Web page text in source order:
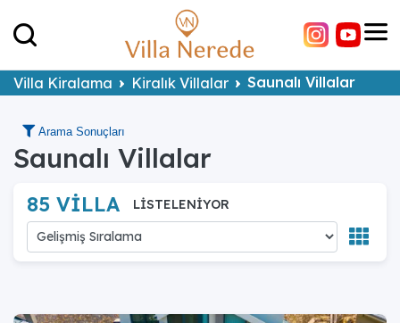
Villa Kiralama Kiralık Villalar Saunalı Villalar
Arama Sonuçları
Saunalı Villalar
85 VİLLA LİSTELENİYOR